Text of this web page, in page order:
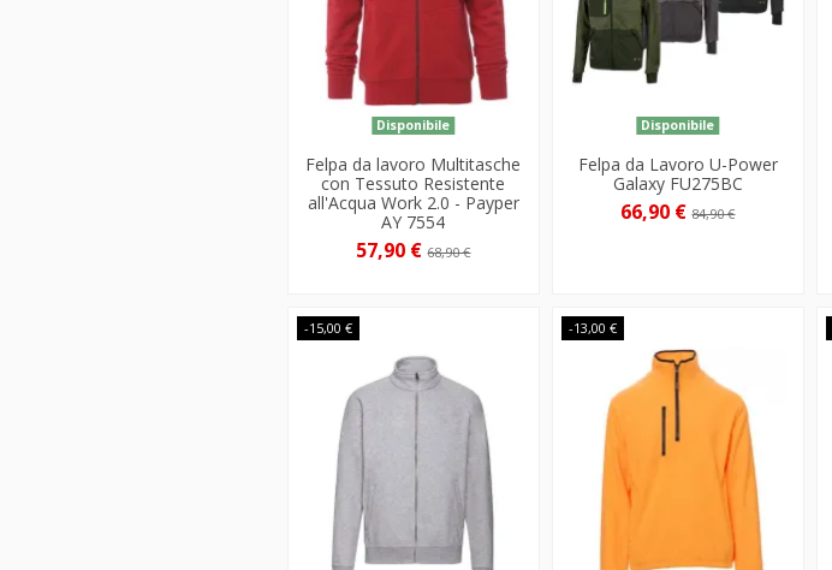
Disponibile
Felpa da lavoro Multitasche
con Tessuto Resistente
all'Acqua Work 2.0 - Payper
AY 7554
57,90 €68,90 €
Disponibile
Felpa da Lavoro U-Power
Galaxy FU275BC
66,90 €84,90 €
-15,00 € -13,00 €